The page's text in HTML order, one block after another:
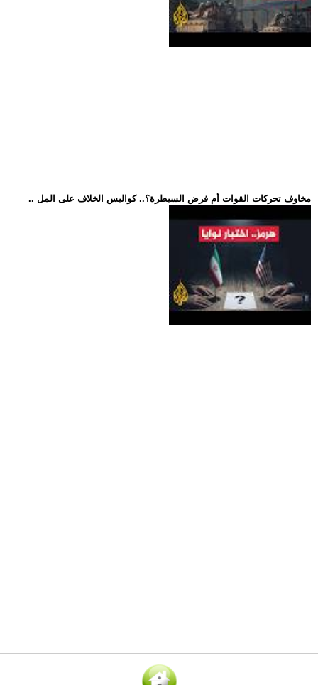
.. مخاوف تحركات القوات أم فرض السيطرة؟.. كواليس الخلاف على المل